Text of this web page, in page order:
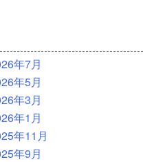
年7月
年5月
年3月
年1月
年11月
年9月